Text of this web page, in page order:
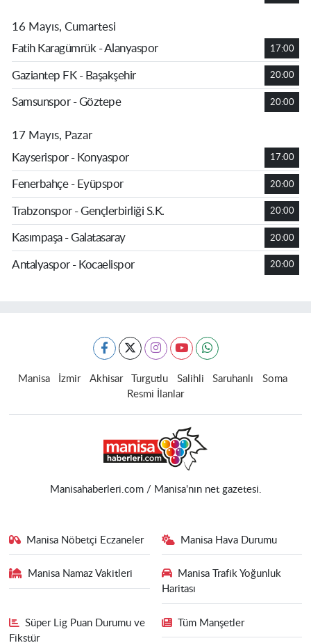
16 Mayıs, Cumartesi
Fatih Karagümrük - Alanyaspor
17:00
Gaziantep FK - Başakşehir 20:00
Samsunspor - Göztepe 20:00
17 Mayıs, Pazar
Kayserispor - Konyaspor
17:00
Fenerbahçe - Eyüpspor 20:00
Trabzonspor - Gençlerbirliği S.K. 20:00
Kasımpaşa - Galatasaray 20:00
Antalyaspor - Kocaelispor 20:00
Manisa İzmir Akhisar Turgutlu Salihli Saruhanlı
Soma
Resmi İlanlar
Manisahaberleri.com / Manisa'nın net gazetesi.
Manisa Nöbetçi Eczaneler Manisa Hava Durumu
Manisa Namaz Vakitleri
Manisa Trafik Yoğunluk
Haritası
Süper Lig Puan Durumu ve
Fikstür
Tüm Manşetler